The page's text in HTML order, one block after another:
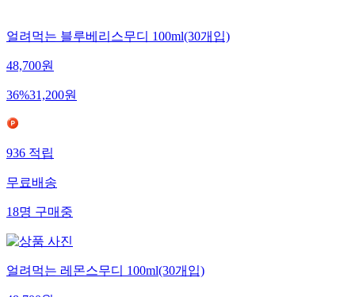
얼려먹는 블루베리스무디 100ml(30개입)
48,700원
36%31,200원
936적립
무료배송
18명구매중
얼려먹는 레몬스무디 100ml(30개입)